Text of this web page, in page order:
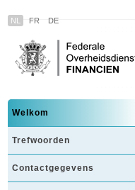
NL FR DE
Welkom
Trefwoorden
Contactgegevens